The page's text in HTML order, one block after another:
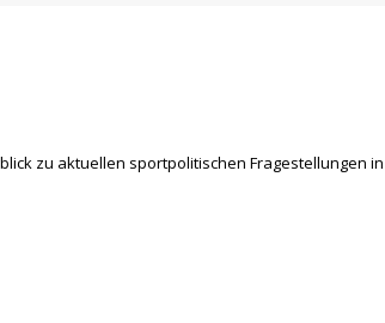
zu aktuellen sportpolitischen Fragestellungen